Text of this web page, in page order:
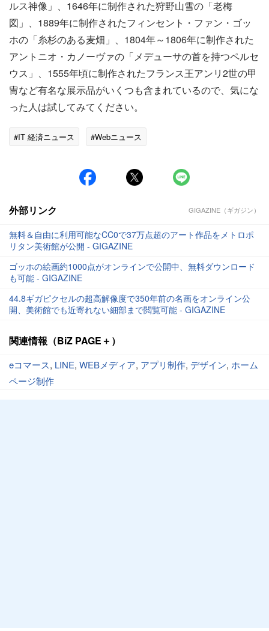
ルス神像」、1646年に制作された狩野山雪の「老梅
図」、1889年に制作されたフィンセント・ファン・ゴッ
ホの「糸杉のある麦畑」、1804年～1806年に制作された
アントニオ・カノーヴァの「メデューサの首を持つペルセ
ウス」、1555年頃に制作されたフランス王アンリ2世の甲
冑など有名な展示品がいくつも含まれているので、気にな
った人は試してみてください。
#IT 経済ニュース #Webニュース
外部リンク GIGAZINE（ギガジン）
無料＆自由に利用可能なCC0で37万点超のアート作品をメトロポ
リタン美術館が公開 - GIGAZINE
ゴッホの絵画約1000点がオンラインで公開中、無料ダウンロード
も可能 - GIGAZINE
44.8ギガピクセルの超高解像度で350年前の名画をオンライン公
開、美術館でも近寄れない細部まで閲覧可能 - GIGAZINE
関連情報（BiZ PAGE＋）
eコマース, LINE, WEBメディア, アプリ制作, デザイン, ホーム
ページ制作